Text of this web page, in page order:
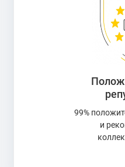
99%
и